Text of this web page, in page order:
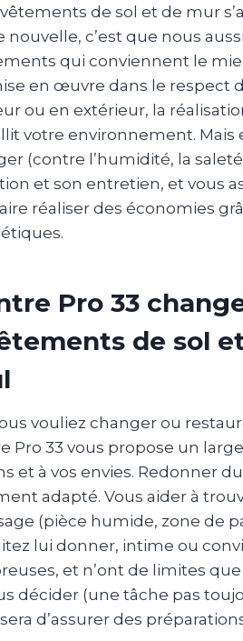
de sol et de mur
nouvelle, c’est que nous
qui conviennent le
en œuvre dans le respect
ou en extérieur, la
votre environnement.
(contre l’humidité, la
et son entretien, et vous
réaliser des économies
Pro 33
de sol
vouliez changer ou
Pro 33 vous propose un
et à vos envies. Redonner
adapté. Vous aider à
(pièce humide, zone de
lui donner, intime ou
et n’ont de limites
décider (une tâche pas
d’assurer des